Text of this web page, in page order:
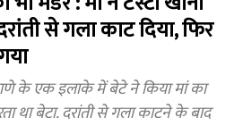
से गला काट दिया, फिर
के एक इलाके में बेटे ने किया मां का
था बेटा. दरांती से गला काटने के बाद